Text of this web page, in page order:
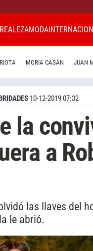
REALEZAMODA
MORIA CASÁN JUAN
10-12-2019 07:32
la
a
las llaves del
le abrió.